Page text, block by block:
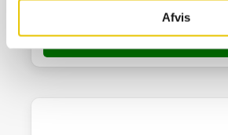
Afvis
SE DETALJER